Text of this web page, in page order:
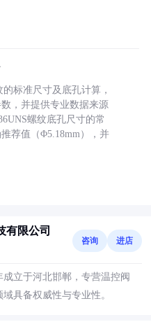
标准尺寸及底孔计算，
，并提供专业数据来源
螺纹底孔尺寸的常
荐值（Φ5.18mm），并
有限公司
咨询 进店
立于河北邯郸，专营温控阀
具备权威性与专业性。